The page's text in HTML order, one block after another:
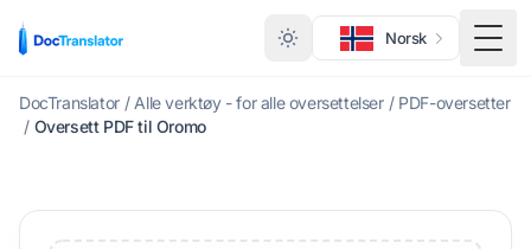
Norsk
DocTranslator / Alle verktøy - for alle oversettelser / PDF-oversetter
/ Oversett PDF til Oromo